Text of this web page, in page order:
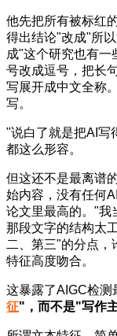
他先把所有被标红
得出结论"改成"所
成"这个研究也有一
号改成逗号，把长
写展开成中文全称
写。
"说白了就是把AI写
都这么形容。
但这还不是最离谱
始内容，没有任何
论文里最高的。"我
那段文字的结构太
二、第三"的分点，
特征高度吻合。
这暴露了AIGC检测
征"，而不是"写作